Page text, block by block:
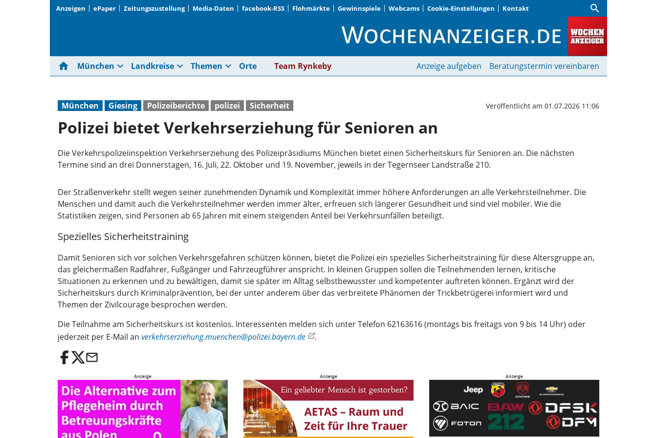
Anzeigen ePaper Zeitungszustellung Media-Daten facebook-RSS Flohmärkte Gewinnspiele Webcams Cookie-Einstellungen Kontakt search
Polizei bietet Verkehrserziehung für
home München expand_more Landkreise expand_more Themen expand_more Orte Team Rynkeby Anzeige aufgeben Beratungstermin vereinbaren
München Giesing Polizeiberichte polizei Sicherheit Veröffentlicht am 01.07.2026 11:06
Polizei bietet Verkehrserziehung für Senioren an
Die Verkehrspolizeiinspektion Verkehrserziehung des Polizeipräsidiums München bietet einen Sicherheitskurs für Senioren an. Die nächsten
Termine sind an drei Donnerstagen, 16. Juli, 22. Oktober und 19. November, jeweils in der Tegernseer Landstraße 210.
Der Straßenverkehr stellt wegen seiner zunehmenden Dynamik und Komplexität immer höhere Anforderungen an alle Verkehrsteilnehmer. Die
Menschen und damit auch die Verkehrsteilnehmer werden immer älter, erfreuen sich längerer Gesundheit und sind viel mobiler. Wie die
Statistiken zeigen, sind Personen ab 65 Jahren mit einem steigenden Anteil bei Verkehrsunfällen beteiligt.
Spezielles Sicherheitstraining
Damit Senioren sich vor solchen Verkehrsgefahren schützen können, bietet die Polizei ein spezielles Sicherheitstraining für diese Altersgruppe an,
das gleichermaßen Radfahrer, Fußgänger und Fahrzeugführer anspricht. In kleinen Gruppen sollen die Teilnehmenden lernen, kritische
Situationen zu erkennen und zu bewältigen, damit sie später im Alltag selbstbewusster und kompetenter auftreten können. Ergänzt wird der
Sicherheitskurs durch Kriminalprävention, bei der unter anderem über das verbreitete Phänomen der Trickbetrügerei informiert wird und
Themen der Zivilcourage besprochen werden.
Die Teilnahme am Sicherheitskurs ist kostenlos. Interessenten melden sich unter Telefon 62163616 (montags bis freitags von 9 bis 14 Uhr) oder
jederzeit per E-Mail an verkehrserziehung.muenchen@polizei.bayern.de .
email